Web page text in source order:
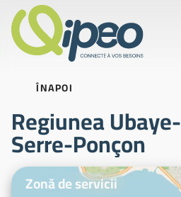
ÎNAPOI
Regiunea Ubaye-
Serre-Ponçon
Fotografii ilustrative
Zonă de servicii